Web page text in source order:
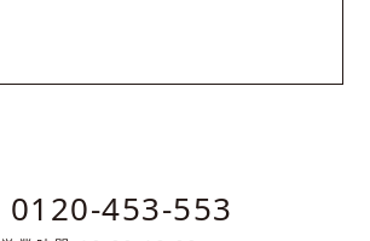
0120-453-553